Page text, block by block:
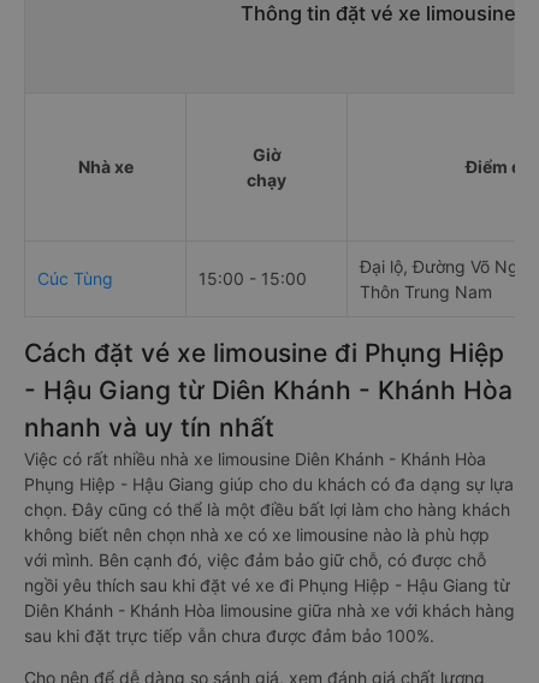
Thông tin đặt vé xe limousine
Nhà xe
Giờ
chạy
Điểm đi
Cúc Tùng 15:00 - 15:00
Đại lộ, Đường Võ
Thôn Trung Nam
Cách đặt vé xe limousine đi Phụng Hiệp
- Hậu Giang từ Diên Khánh - Khánh Hòa
nhanh và uy tín nhất
Việc có rất nhiều nhà xe limousine Diên Khánh - Khánh Hòa
Phụng Hiệp - Hậu Giang giúp cho du khách có đa dạng sự lựa
chọn. Đây cũng có thể là một điều bất lợi làm cho hàng khách
không biết nên chọn nhà xe có xe limousine nào là phù hợp
với mình. Bên cạnh đó, việc đảm bảo giữ chỗ, có được chỗ
ngồi yêu thích sau khi đặt vé xe đi Phụng Hiệp - Hậu Giang từ
Diên Khánh - Khánh Hòa limousine giữa nhà xe với khách hàng
sau khi đặt trực tiếp vẫn chưa được đảm bảo 100%.
Cho nên để dễ dàng so sánh giá, xem đánh giá chất lượng